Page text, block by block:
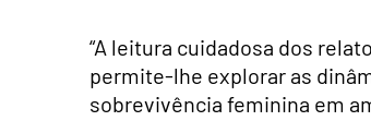
“A leitura cuidadosa dos
permite-lhe explorar as
sobrevivência feminina em